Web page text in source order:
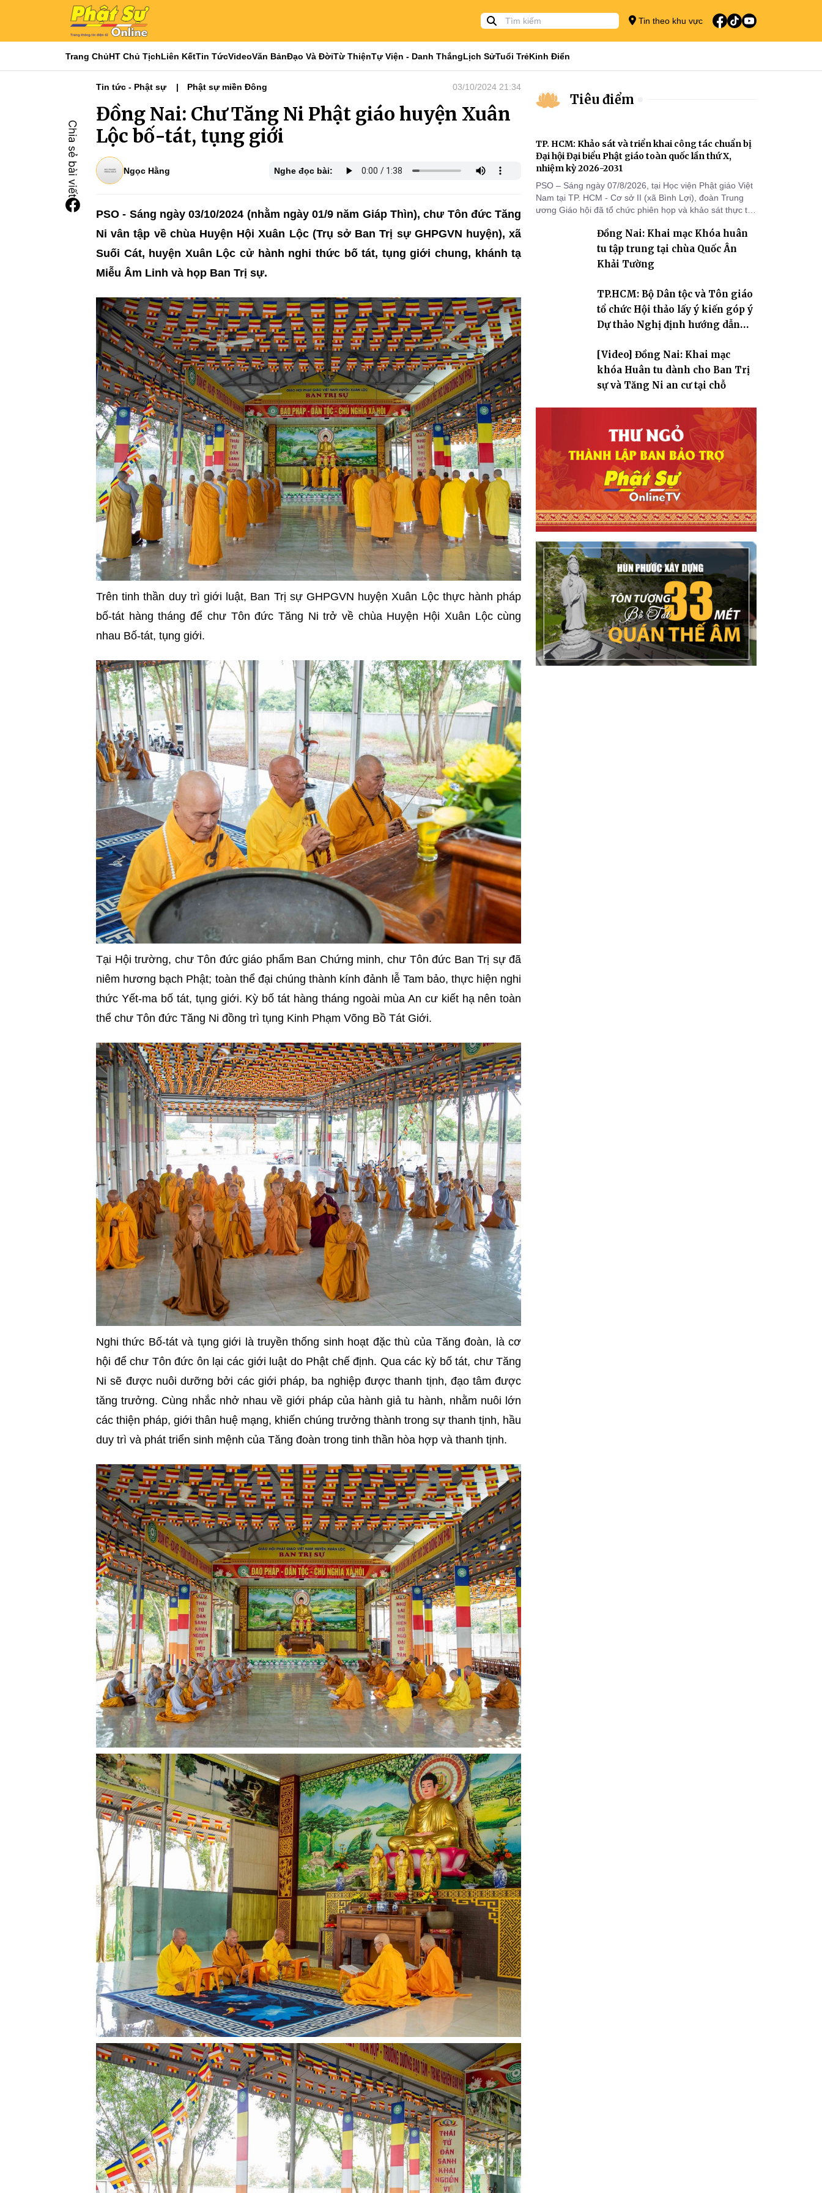
Tin theo khu vực
Trang ChủHT Chủ TịchLiên KếtTin TứcVideoVăn BảnĐạo Và ĐờiTừ ThiệnTự Viện - Danh ThắngLịch SửTuổi TrẻKinh Điển
Tin tức - Phật sự Phật sự miền Đông 03/10/2024 21:34
Đồng Nai: Chư Tăng Ni Phật giáo huyện Xuân
Lộc bố-tát, tụng giới
Ngọc Hằng Nghe đọc bài:
PSO - Sáng ngày 03/10/2024 (nhằm ngày 01/9 năm Giáp Thìn), chư Tôn đức Tăng
Ni vân tập về chùa Huyện Hội Xuân Lộc (Trụ sở Ban Trị sự GHPGVN huyện), xã
Suối Cát, huyện Xuân Lộc cử hành nghi thức bố tát, tụng giới chung, khánh tạ
Miễu Âm Linh và họp Ban Trị sự.
Trên tinh thần duy trì giới luật, Ban Trị sự GHPGVN huyện Xuân Lộc thực hành pháp
bố-tát hàng tháng để chư Tôn đức Tăng Ni trở về chùa Huyện Hội Xuân Lộc cùng
nhau Bố-tát, tụng giới.
Tại Hội trường, chư Tôn đức giáo phẩm Ban Chứng minh, chư Tôn đức Ban Trị sự đã
niêm hương bạch Phật; toàn thể đại chúng thành kính đảnh lễ Tam bảo, thực hiện nghi
thức Yết-ma bố tát, tụng giới. Kỳ bố tát hàng tháng ngoài mùa An cư kiết hạ nên toàn
thể chư Tôn đức Tăng Ni đồng trì tụng Kinh Phạm Võng Bồ Tát Giới.
Nghi thức Bố-tát và tụng giới là truyền thống sinh hoạt đặc thù của Tăng đoàn, là cơ
hội để chư Tôn đức ôn lại các giới luật do Phật chế định. Qua các kỳ bố tát, chư Tăng
Ni sẽ được nuôi dưỡng bởi các giới pháp, ba nghiệp được thanh tịnh, đạo tâm được
tăng trưởng. Cùng nhắc nhở nhau về giới pháp của hành giả tu hành, nhằm nuôi lớn
các thiện pháp, giới thân huệ mạng, khiến chúng trưởng thành trong sự thanh tịnh, hầu
duy trì và phát triển sinh mệnh của Tăng đoàn trong tinh thần hòa hợp và thanh tịnh.
Tiêu điểm
TP. HCM: Khảo sát và triển khai công tác chuẩn bị
Đại hội Đại biểu Phật giáo toàn quốc lần thứ X,
nhiệm kỳ 2026-2031
PSO – Sáng ngày 07/8/2026, tại Học viện Phật giáo Việt
Nam tại TP. HCM - Cơ sở II (xã Bình Lợi), đoàn Trung
ương Giáo hội đã tổ chức phiên họp và khảo sát thực tế
giáo toàn quốc lần thứ X, nhiệm kỳ 2026-2031.
Đồng Nai: Khai mạc Khóa huân
tu tập trung tại chùa Quốc Ân
Khải Tường
TP.HCM: Bộ Dân tộc và Tôn giáo
tổ chức Hội thảo lấy ý kiến góp ý
Dự thảo Nghị định hướng dẫn
giáo
[Video] Đồng Nai: Khai mạc
khóa Huân tu dành cho Ban Trị
sự và Tăng Ni an cư tại chỗ